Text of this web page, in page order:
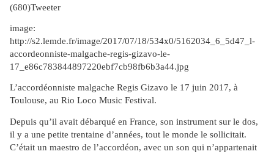
(680)Tweeter
image:
http://s2.lemde.fr/image/2017/07/18/534x0/5162034_6_5d47_l-
accordeonniste-malgache-regis-gizavo-le-
17_e86c783844897220ebf7cb98fb6b3a44.jpg
L’accordéonniste malgache Regis Gizavo le 17 juin 2017, à
Toulouse, au Rio Loco Music Festival.
Depuis qu’il avait débarqué en France, son instrument sur le dos,
il y a une petite trentaine d’années, tout le monde le sollicitait.
C’était un maestro de l’accordéon, avec un son qui n’appartenait